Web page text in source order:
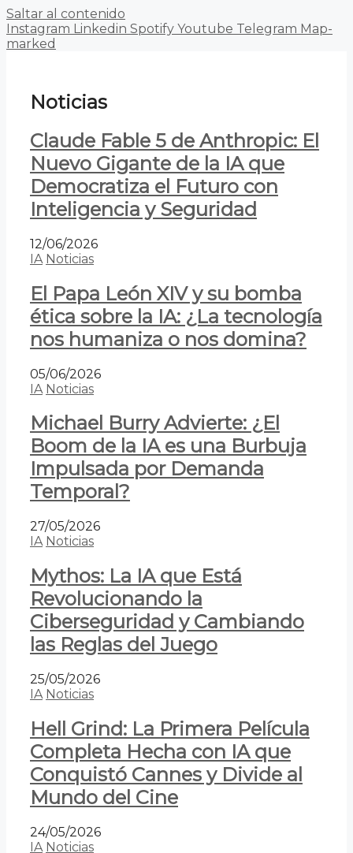
Saltar al contenido
Instagram Linkedin Spotify Youtube Telegram Map-
marked
Noticias
Claude Fable 5 de Anthropic: El
Nuevo Gigante de la IA que
Democratiza el Futuro con
Inteligencia y Seguridad
12/06/2026
IA Noticias
El Papa León XIV y su bomba
ética sobre la IA: ¿La tecnología
nos humaniza o nos domina?
05/06/2026
IA Noticias
Michael Burry Advierte: ¿El
Boom de la IA es una Burbuja
Impulsada por Demanda
Temporal?
27/05/2026
IA Noticias
Mythos: La IA que Está
Revolucionando la
Ciberseguridad y Cambiando
las Reglas del Juego
25/05/2026
IA Noticias
Hell Grind: La Primera Película
Completa Hecha con IA que
Conquistó Cannes y Divide al
Mundo del Cine
24/05/2026
IA Noticias